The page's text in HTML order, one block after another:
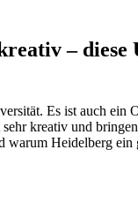
– diese
Es ist auch ein
kreativ und
warum Heidelberg